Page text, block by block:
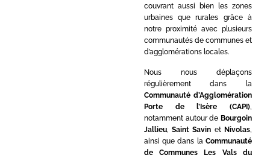
couvrant aussi bien les zones
urbaines que rurales grâce à
notre proximité avec plusieurs
communautés de communes et
d’agglomérations locales.
Nous nous déplaçons
régulièrement dans la
Communauté d’Agglomération
Porte de l’Isère (CAPI)
notamment autour de Bourgoin
Jallieu,Saint Savin et Nivolas
ainsi que dans la Communauté
de Communes Les Vals du